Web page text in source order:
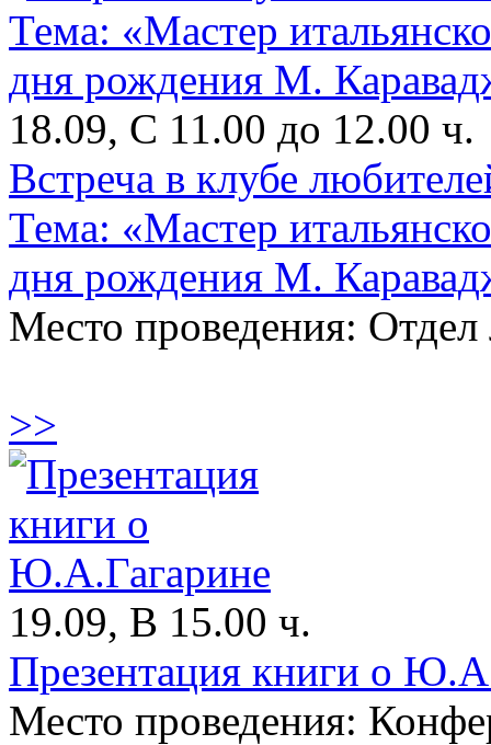
18.09, С 11.00 до 12.00 ч.
Встреча в клубе
Тема: «Мастер
дня рождения М.
Место проведения: Отдел
>>
19.09, В 15.00 ч.
Презентация книги о
Место проведения: